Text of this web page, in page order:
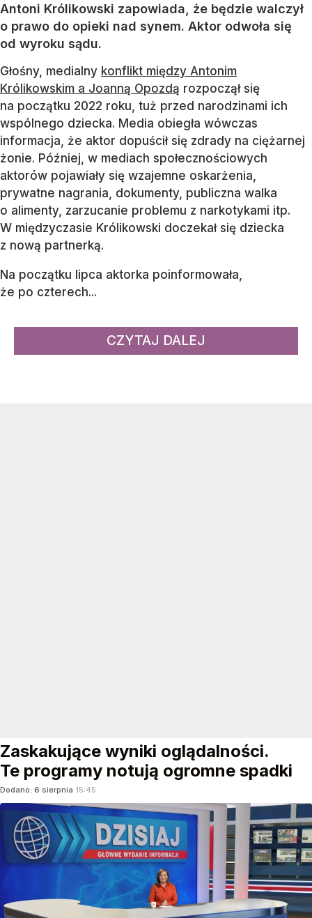
Antoni Królikowski zapowiada, że będzie walczył
o prawo do opieki nad synem. Aktor odwoła się
od wyroku sądu.
Głośny, medialny konflikt między Antonim
Królikowskim a Joanną Opozdą rozpoczął się
na początku 2022 roku, tuż przed narodzinami ich
wspólnego dziecka. Media obiegła wówczas
informacja, że aktor dopuścił się zdrady na ciężarnej
żonie. Później, w mediach społecznościowych
aktorów pojawiały się wzajemne oskarżenia,
prywatne nagrania, dokumenty, publiczna walka
o alimenty, zarzucanie problemu z narkotykami itp.
W międzyczasie Królikowski doczekał się dziecka
z nową partnerką.
Na początku lipca aktorka poinformowała,
że po czterech...
CZYTAJ DALEJ
Zaskakujące wyniki oglądalności.
Te programy notują ogromne spadki
Dodano: 6 sierpnia 15:45